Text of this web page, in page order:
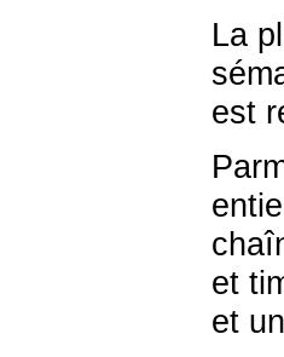
La
est
et
et